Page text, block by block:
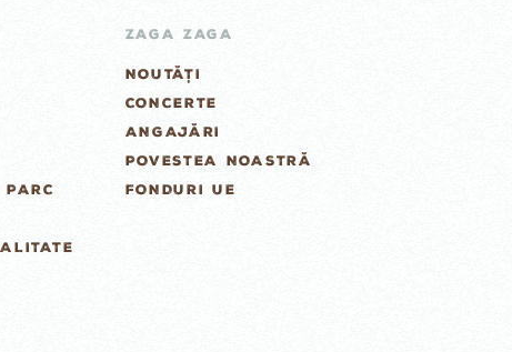
ZAGA ZAGA
NOUTĂȚI
CONCERTE
ANGAJĂRI
POVESTEA NOASTRĂ
FONDURI UE